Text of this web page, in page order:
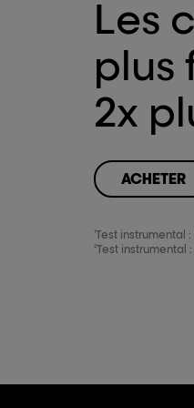
Les
plus
2x
ACHETER
ACHETER
1Test instrumental
2Test instrumental